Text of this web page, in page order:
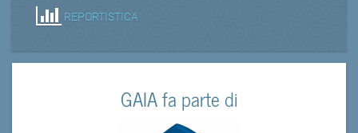
REPORTISTICA
GAIA fa parte di